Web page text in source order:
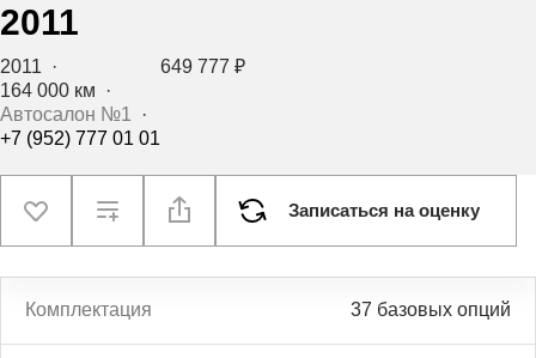
2011
2011 ·
164 000 км ·
Автосалон №1 ·
+7 (952) 777 01 01
649 777 ₽
Записаться на оценку
Комплектация 37 базовых опций